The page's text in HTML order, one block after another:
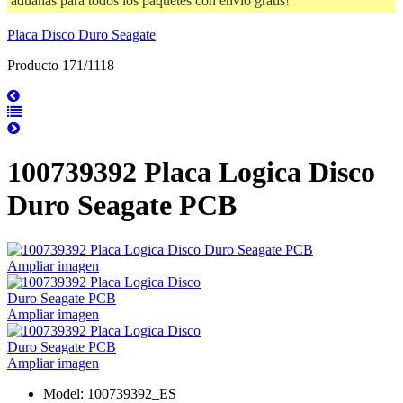
Placa Disco Duro Seagate
Producto 171/1118
100739392 Placa Logica Disco
Duro Seagate PCB
Ampliar imagen
Ampliar imagen
Ampliar imagen
Model: 100739392_ES